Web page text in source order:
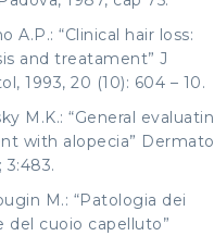
A.P.: “Clinical hair loss:
and treatament” J
1993, 20 (10): 604 – 10.
M.K.: “General evaluatin
with alopecia” Dermatol
3:483.
M.: “Patologia dei
del cuoio capelluto”